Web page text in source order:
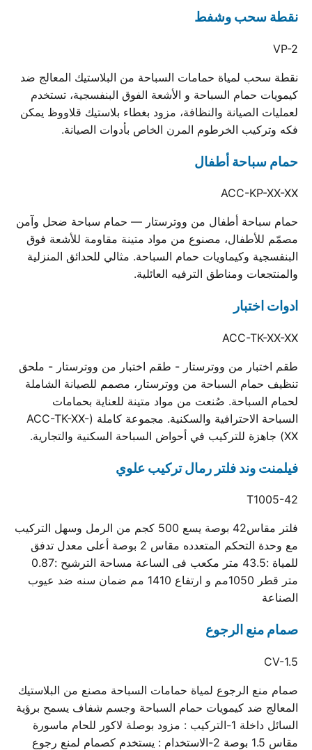
نقطة سحب وشفط
VP-2
نقطة سحب لمياة حمامات السباحة من البلاستيك المعالج ضد
كيمويات حمام السباحة و الأشعة الفوق البنفسجية، تستخدم
لعمليات الصيانة والنظافة، مزود بغطاء بلاستيك قلاووظ يمكن
فكه وتركيب الخرطوم المرن الخاص بأدوات الصيانة.
حمام سباحة أطفال
ACC-KP-XX-XX
حمام سباحة أطفال من ووترستار — حمام سباحة ضحل وآمن
مصمّم للأطفال، مصنوع من مواد متينة مقاومة للأشعة فوق
البنفسجية وكيماويات حمام السباحة. مثالي للحدائق المنزلية
والمنتجعات ومناطق الترفيه العائلية.
ادوات اختبار
ACC-TK-XX-XX
طقم اختبار من ووترستار - طقم اختبار من ووترستار - ملحق
تنظيف حمام السباحة من ووترستار، مصمم للصيانة الشاملة
لحمام السباحة. صُنعت من مواد متينة للعناية بحمامات
السباحة الاحترافية والسكنية. مجموعة كاملة (ACC-TK-XX-
XX) جاهزة للتركيب في أحواض السباحة السكنية والتجارية.
فيلمنت وند فلتر رمال تركيب علوي
T1005-42
فلتر مقاس42 بوصة يسع 500 كجم من الرمل وسهل التركيب
مع وحدة التحكم المتعدده مقاس 2 بوصة أعلى معدل تدفق
للمياة :43.5 متر مكعب فى الساعة مساحة الترشيح :0.87
متر قطر 1050مم و ارتفاع 1410 مم ضمان سنه ضد عيوب
الصناعة
صمام منع الرجوع
CV-1.5
صمام منع الرجوع لمياة حمامات السباحة مصنع من البلاستيك
المعالج ضد كيمويات حمام السباحة وجسم شفاف يسمح برؤية
السائل داخلة 1-التركيب : مزود بوصلة لاكور للحام ماسورة
مقاس 1.5 بوصة 2-الاستخدام : يستخدم كصمام لمنع رجوع